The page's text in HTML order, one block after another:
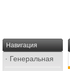
Навигация
· Генеральная